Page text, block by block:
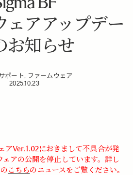
ェアアップデー
お知らせ
ポート, ファームウェア
2025.10.23
アVer.1.02におきまして不具合が発
アの公開を停止しています。詳し
こちらのニュースをご覧ください。